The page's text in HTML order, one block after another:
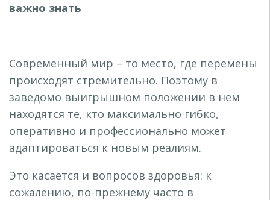
важно знать
Современный мир – то место, где перемены
происходят стремительно. Поэтому в
заведомо выигрышном положении в нем
находятся те, кто максимально гибко,
оперативно и профессионально может
адаптироваться к новым реалиям.
Это касается и вопросов здоровья: к
сожалению, по-прежнему часто в